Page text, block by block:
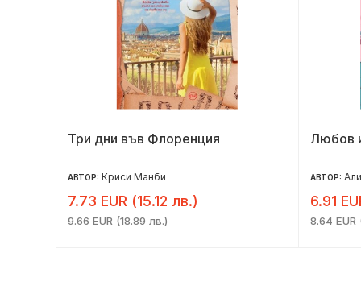
Три дни във Флоренция
АВТОР: Криси Манби
7.73 EUR (15.12 лв.)
9.66 EUR (18.89 лв.)
Любов
АВТОР:
6.91
8.64 EUR